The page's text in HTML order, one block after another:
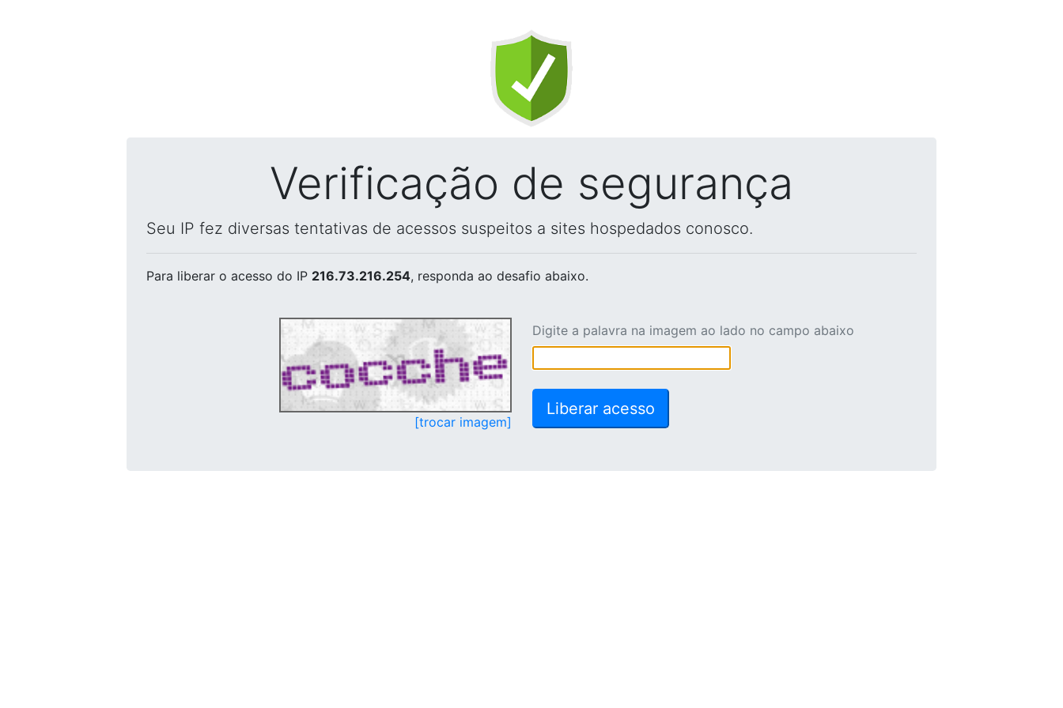
Verificação de segurança
Seu IP fez diversas tentativas de acessos suspeitos a sites hospedados conosco.
Para liberar o acesso do IP 216.73.216.254, responda ao desafio abaixo.
[trocar imagem]
Digite a palavra na imagem ao lado no campo abaixo